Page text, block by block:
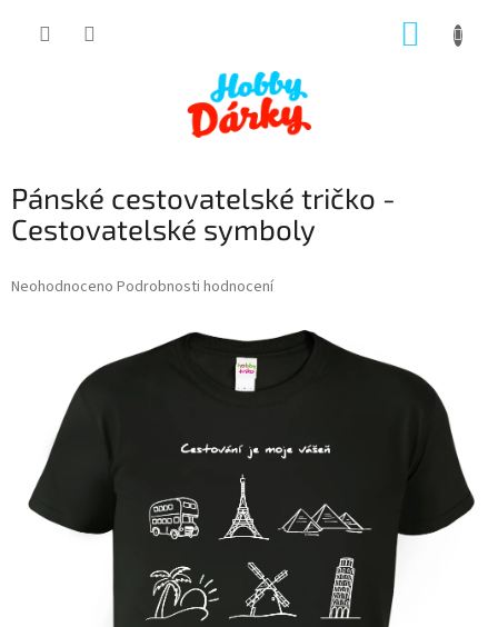
Pánské cestovatelské tričko -
Cestovatelské symboly
Průměrné
hvězdiček.
Neohodnoceno Podrobnosti hodnocení